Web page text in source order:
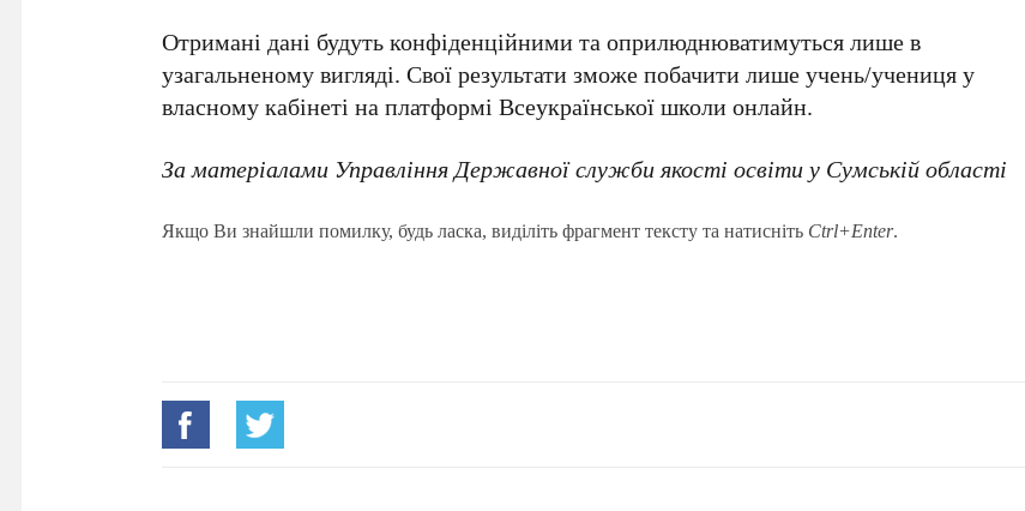
Отримані дані будуть конфіденційними та оприлюднюватимуться лише в
узагальненому вигляді. Свої результати зможе побачити лише учень/учениця у
власному кабінеті на платформі Всеукраїнської школи онлайн.
За матеріалами Управління Державної служби якості освіти у Сумській області
Якщо Ви знайшли помилку, будь ласка, виділіть фрагмент тексту та натисніть Ctrl+Enter.